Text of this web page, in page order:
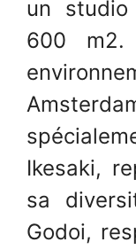
un studio
600
Ikesaki,
sa
Godoi,